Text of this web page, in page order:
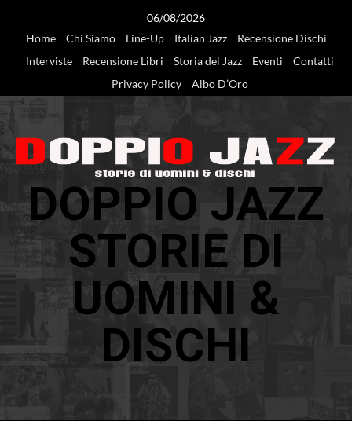
06/08/2026
Home
Chi Siamo Line-Up Italian Jazz
Recensione Dischi
Interviste
Recensione Libri Storia del Jazz Eventi
Contatti
Privacy Policy
Albo D’Oro
DOPPIO JAZZ
STORIE DI
UOMINI &
DISCHI